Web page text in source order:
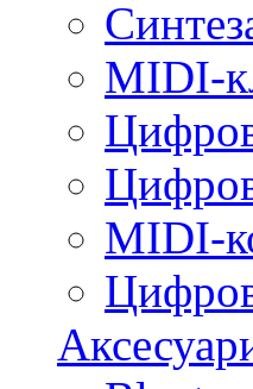
MIDI-
MIDI-